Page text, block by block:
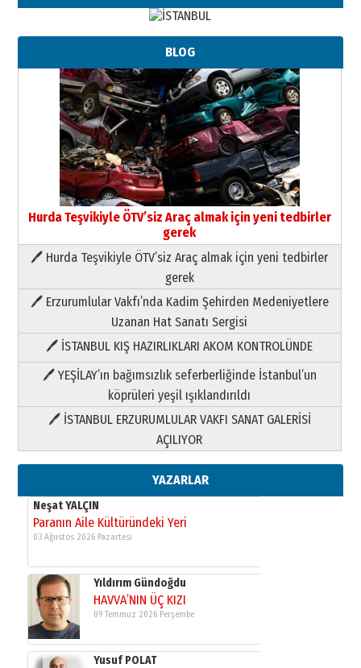
BLOG
Hurda Teşvikiyle ÖTV’siz Araç almak için yeni tedbirler
gerek
🖊 Hurda Teşvikiyle ÖTV’siz Araç almak için yeni tedbirler
gerek
🖊 Erzurumlular Vakfı’nda Kadim Şehirden Medeniyetlere
Uzanan Hat Sanatı Sergisi
🖊 İSTANBUL KIŞ HAZIRLIKLARI AKOM KONTROLÜNDE
🖊 YEŞİLAY’ın bağımsızlık seferberliğinde İstanbul’un
köprüleri yeşil ışıklandırıldı
🖊 İSTANBUL ERZURUMLULAR VAKFI SANAT GALERİSİ
AÇILIYOR
YAZARLAR
Paranın Aile Kültüründeki Yeri
03 Ağustos 2026 Pazartesi
Yıldırım Gündoğdu
HAVVA’NIN ÜÇ KIZI
09 Temmuz 2026 Perşembe
Yusuf POLAT
Şampiyonluk Sebahattin Şirin’e
11 Mayıs 2026 Pazartesi
Neşat YALÇIN
Paranın Aile Kültüründeki Yeri
03 Ağustos 2026 Pazartesi
Yıldırım Gündoğdu
HAVVA’NIN ÜÇ KIZI
09 Temmuz 2026 Perşembe
Yusuf POLAT